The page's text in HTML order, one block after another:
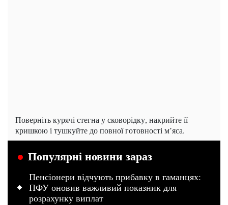
Поверніть курячі стегна у сковорідку, накрийте її
кришкою і тушкуйте до повної готовності м’яса.
Популярні новини зараз
Пенсіонери відчують прибавку в гаманцях:
ПФУ оновив важливий показник для
розрахунку виплат